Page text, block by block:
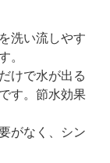
洗い流しやす
。
けで水が出る
す。節水効果
がなく、シン